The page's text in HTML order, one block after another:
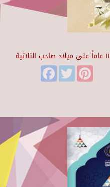
FacebookTwitter